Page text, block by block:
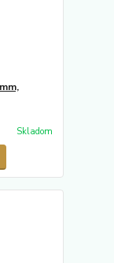
Skladom